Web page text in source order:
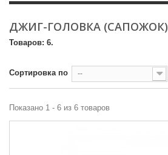
ДЖИГ-ГОЛОВКА (САПОЖОК)
Товаров: 6.
Сортировка по --
Показано 1 - 6 из 6 товаров